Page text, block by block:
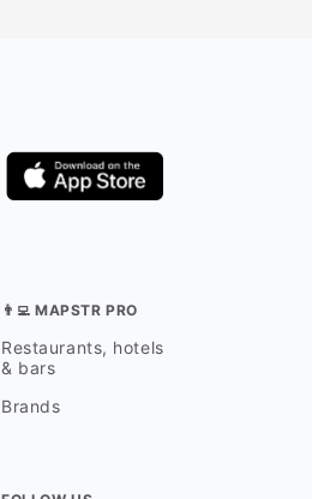
👨‍💻 MAPSTR PRO
Restaurants, hotels
& bars
Brands